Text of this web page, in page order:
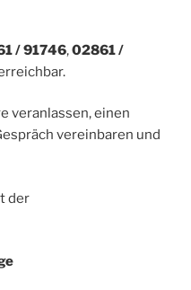
/ 91746,02861 /
veranlassen, einen
vereinbaren und
der